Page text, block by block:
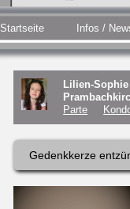
Startseite Infos /
Lilien-
Parte
Gedenkkerze